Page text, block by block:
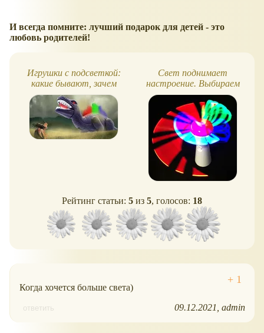
И всегда помните: лучший подарок для детей - это
любовь родителей!
Игрушки с подсветкой:
какие бывают, зачем
нужны
Свет поднимает
настроение. Выбираем
световые игрушки
Рейтинг статьи: 5 из 5, голосов: 18
Когда хочется больше света)
ответить 09.12.2021 admin